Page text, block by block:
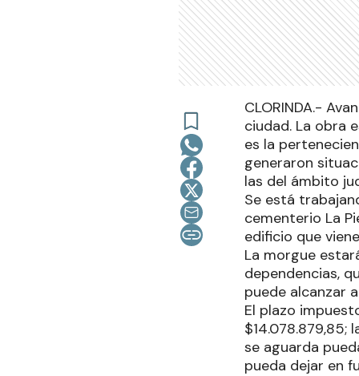
CLORINDA.-
ciudad. La obra
es la
generaron
las del ámbito
Se está
cementerio La
edificio que
La morgue
dependencias,
puede alcanzar
El plazo
$14.078.879,85;
se aguarda
pueda dejar en